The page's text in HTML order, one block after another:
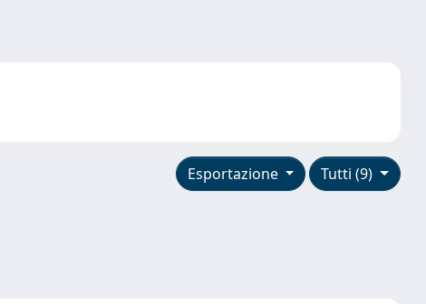
Tutti (9)
Esportazione